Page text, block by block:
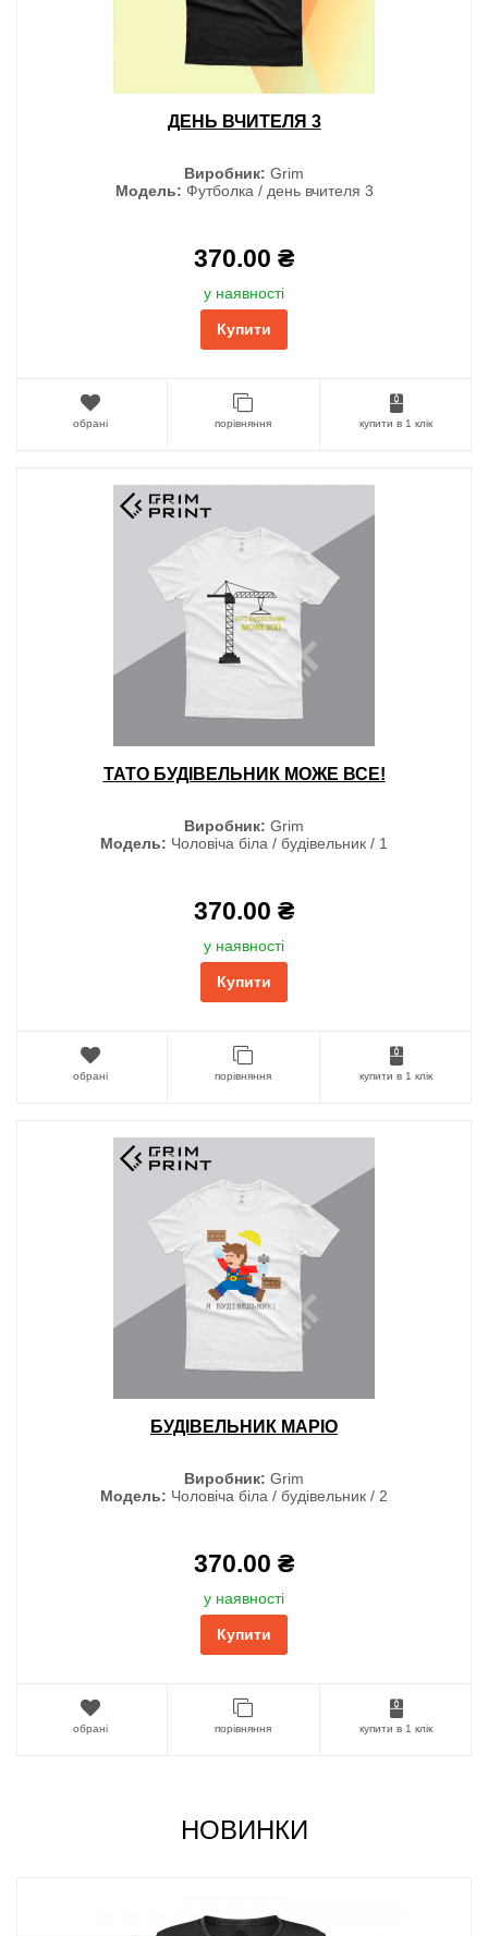
ДЕНЬ ВЧИТЕЛЯ 3
Виробник: Grim
Модель: Футболка / день вчителя 3
370.00 ₴
у наявності
Купити
обрані порівняння купити в 1 клік
ТАТО БУДІВЕЛЬНИК МОЖЕ ВСЕ!
Виробник: Grim
Модель: Чоловіча біла / будівельник / 1
370.00 ₴
у наявності
Купити
обрані порівняння купити в 1 клік
БУДІВЕЛЬНИК МАРІО
Виробник: Grim
Модель: Чоловіча біла / будівельник / 2
370.00 ₴
у наявності
Купити
обрані порівняння купити в 1 клік
НОВИНКИ